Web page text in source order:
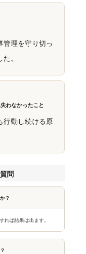
管理を守り切っ
。
わなかったこと
行動し続ける原
問
？
れば結果は出ます。